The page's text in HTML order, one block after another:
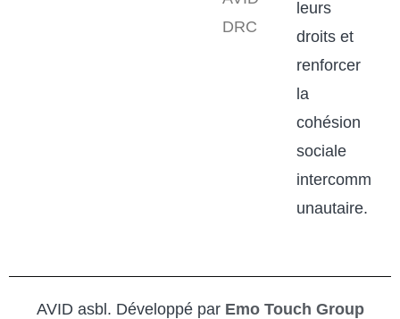
DRC
leurs
droits et
renforcer
la
cohésion
sociale
intercomm
unautaire.
AVID asbl. Développé par Emo Touch Group